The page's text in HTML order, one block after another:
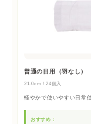
普通の日用（羽なし）
21.0cm / 24個入
軽やかで使いやすい日常
おすすめ：